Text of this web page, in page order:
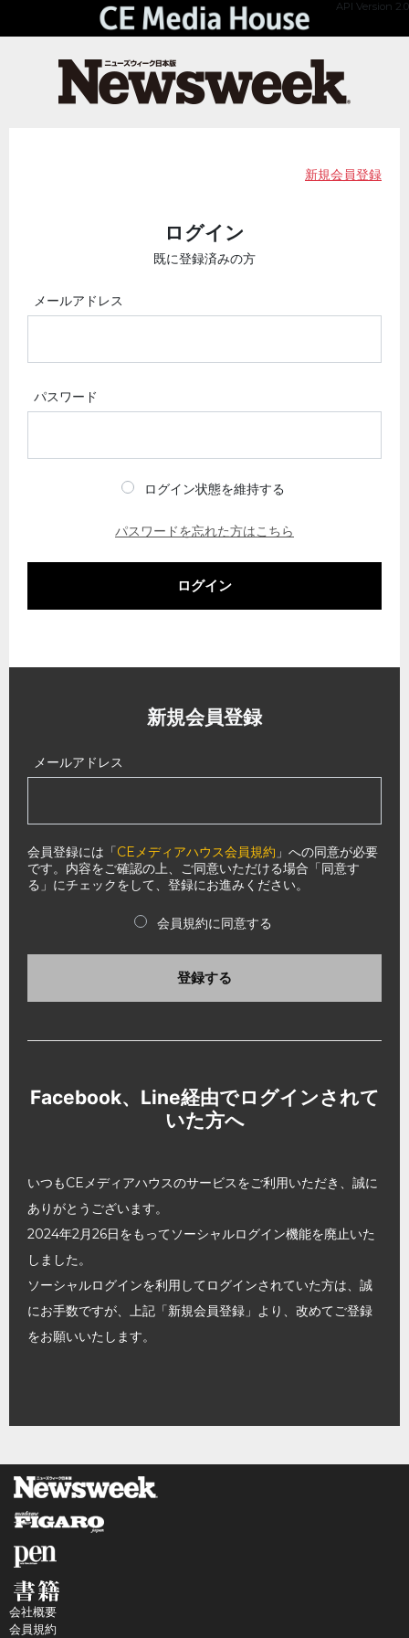
API Version 2.0
新規会員登録
ログイン
既に登録済みの方
メールアドレス
パスワード
ログイン状態を維持する
パスワードを忘れた方はこちら
ログイン
新規会員登録
メールアドレス
会員登録には「CEメディアハウス会員規約 」への同意が必要
です。内容をご確認の上、ご同意いただける場合「同意す
る」にチェックをして、登録にお進みください。
会員規約に同意する
登録する
Facebook、Line経由でログインされて
いた方へ
いつもCEメディアハウスのサービスをご利用いただき、誠に
ありがとうございます。
2024年2月26日をもってソーシャルログイン機能を廃止いた
しました。
ソーシャルログインを利用してログインされていた方は、誠
にお手数ですが、上記「新規会員登録」より、改めてご登録
をお願いいたします。
会社概要
会員規約